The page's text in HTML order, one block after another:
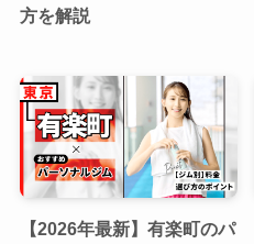
方を解説
【2026年最新】有楽町のパ